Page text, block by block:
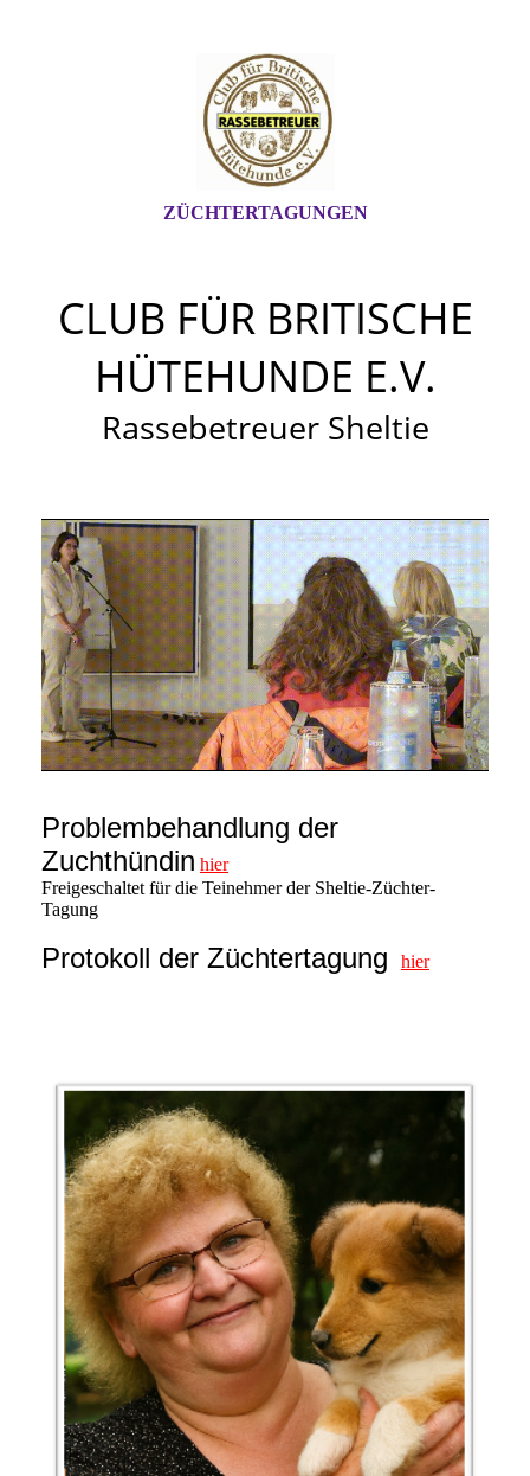
ZÜCHTERTAGUNGEN
CLUB FÜR BRITISCHE
HÜTEHUNDE E.V.
Rassebetreuer Sheltie
Problembehandlung der
Zuchthündin hier
Freigeschaltet für die Teinehmer der Sheltie-Züchter-
Tagung
Protokoll der Züchtertagung hier